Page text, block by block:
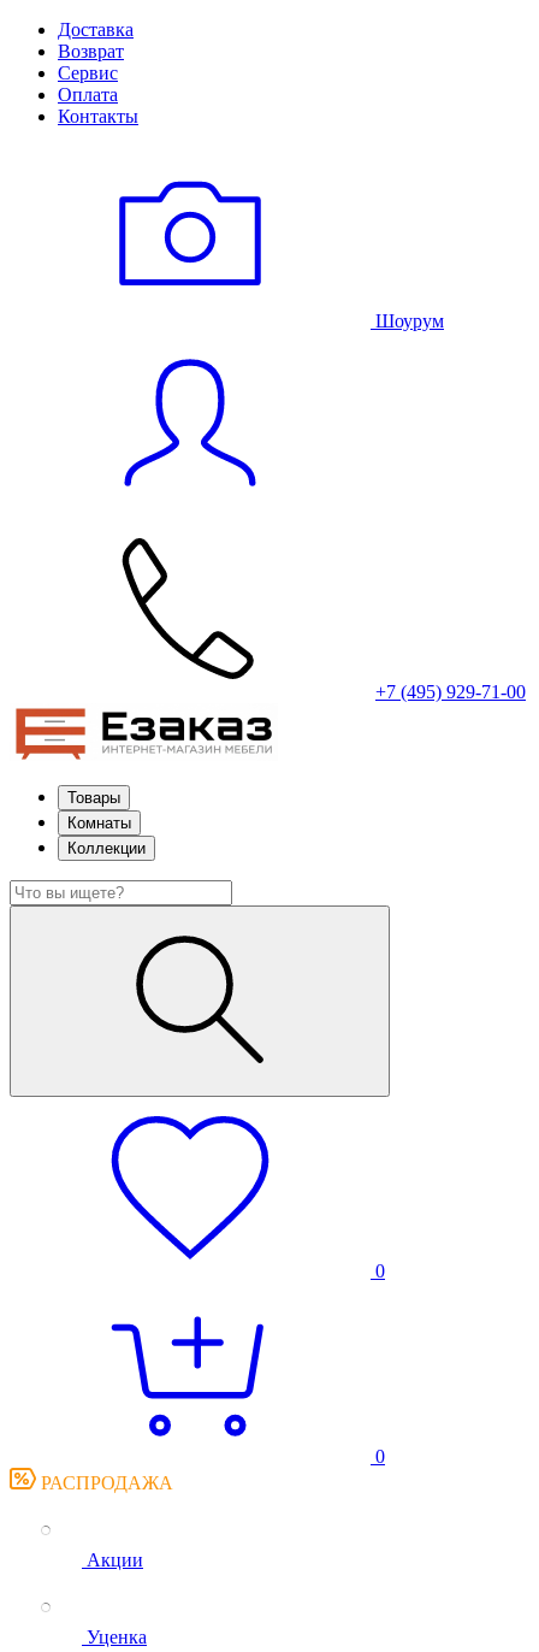
Доставка
Возврат
Сервис
Оплата
Контакты
Шоурум
+7 (495) 929-71-00
Товары
Комнаты
Коллекции
0
0
РАСПРОДАЖА
Акции
Уценка